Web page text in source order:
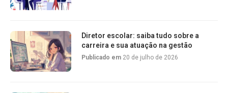
Diretor escolar: saiba tudo sobre a
carreira e sua atuação na gestão
Publicado em 20 de julho de 2026